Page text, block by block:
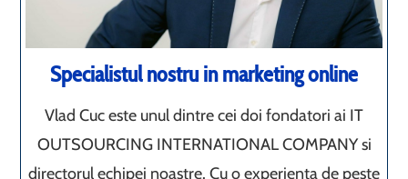
Specialistul nostru in marketing online
Vlad Cuc este unul dintre cei doi fondatori ai IT
OUTSOURCING INTERNATIONAL COMPANY si
directorul echipei noastre. Cu o experienta de peste